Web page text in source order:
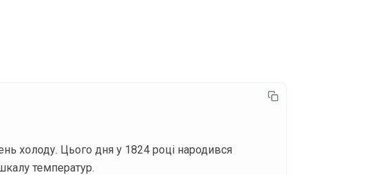
холоду. Цього дня у 1824 році народився
температур.